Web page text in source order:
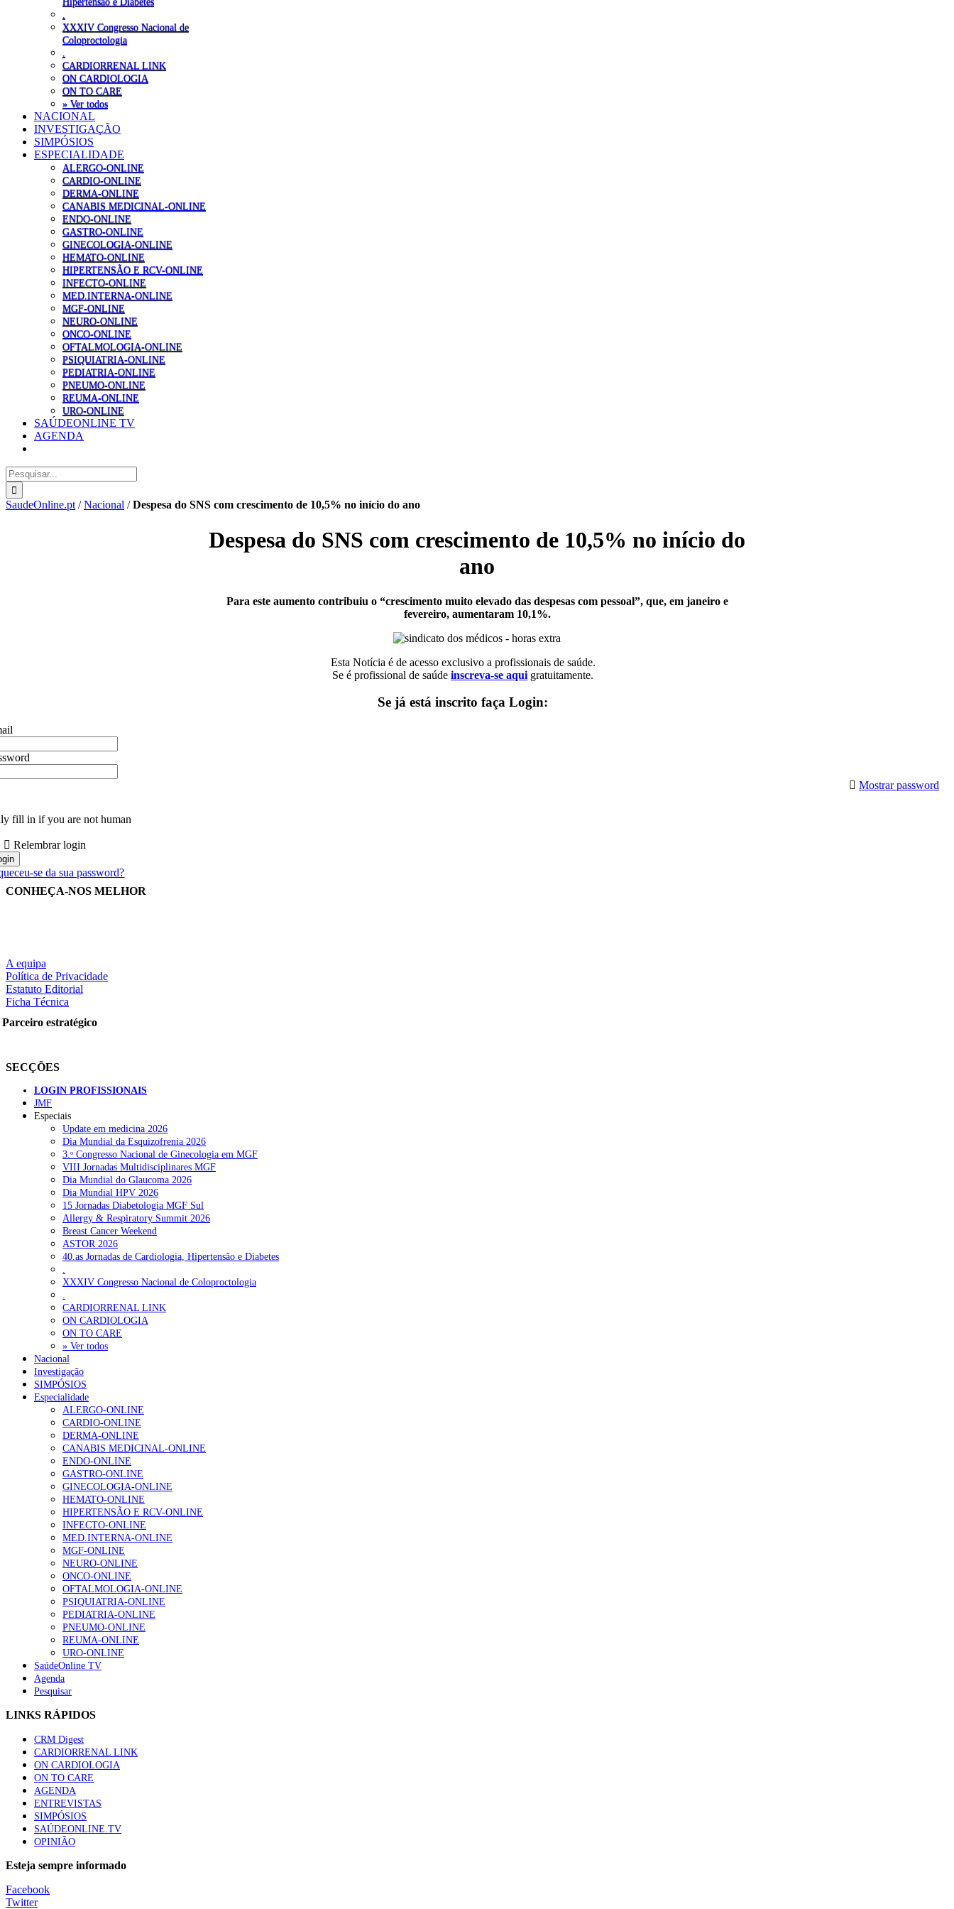
XXXIV Congresso Nacional de
Coloproctologia
CARDIORRENAL LINK
ON CARDIOLOGIA
ON TO CARE
» Ver todos
NACIONAL
INVESTIGAÇÃO
SIMPÓSIOS
ESPECIALIDADE
ALERGO-ONLINE
CARDIO-ONLINE
DERMA-ONLINE
CANABIS MEDICINAL-ONLINE
ENDO-ONLINE
GASTRO-ONLINE
GINECOLOGIA-ONLINE
HEMATO-ONLINE
HIPERTENSÃO E RCV-ONLINE
INFECTO-ONLINE
MED.INTERNA-ONLINE
MGF-ONLINE
NEURO-ONLINE
ONCO-ONLINE
OFTALMOLOGIA-ONLINE
PSIQUIATRIA-ONLINE
PEDIATRIA-ONLINE
PNEUMO-ONLINE
REUMA-ONLINE
URO-ONLINE
SAÚDEONLINE TV
AGENDA
Pesquisar
SaudeOnline.pt /Nacional /Despesa do SNS com crescimento de 10,5% no início do ano
Despesa do SNS com crescimento de 10,5% no início do
ano
Para este aumento contribuiu o “crescimento muito elevado das despesas com pessoal”, que, em janeiro e
fevereiro, aumentaram 10,1%.
Esta Notícia é de acesso exclusivo a profissionais de saúde.
Se é profissional de saúdeinscreva-se aqui gratuitamente.
Se já está inscrito faça Login:
Mostrar password
fill in if you are not human
Relembrar login
se da sua password?
CONHEÇA-NOS MELHOR
A equipa
Política de Privacidade
Estatuto Editorial
Ficha Técnica
Parceiro estratégico
SECÇÕES
LOGIN PROFISSIONAIS
JMF
Especiais
Update em medicina 2026
Dia Mundial da Esquizofrenia 2026
3.ᵒ Congresso Nacional de Ginecologia em MGF
VIII Jornadas Multidisciplinares MGF
Dia Mundial do Glaucoma 2026
Dia Mundial HPV 2026
15 Jornadas Diabetologia MGF Sul
Allergy & Respiratory Summit 2026
Breast Cancer Weekend
ASTOR 2026
40.as Jornadas de Cardiologia, Hipertensão e Diabetes
.
XXXIV Congresso Nacional de Coloproctologia
.
CARDIORRENAL LINK
ON CARDIOLOGIA
ON TO CARE
» Ver todos
Nacional
Investigação
SIMPÓSIOS
Especialidade
ALERGO-ONLINE
CARDIO-ONLINE
DERMA-ONLINE
CANABIS MEDICINAL-ONLINE
ENDO-ONLINE
GASTRO-ONLINE
GINECOLOGIA-ONLINE
HEMATO-ONLINE
HIPERTENSÃO E RCV-ONLINE
INFECTO-ONLINE
MED.INTERNA-ONLINE
MGF-ONLINE
NEURO-ONLINE
ONCO-ONLINE
OFTALMOLOGIA-ONLINE
PSIQUIATRIA-ONLINE
PEDIATRIA-ONLINE
PNEUMO-ONLINE
REUMA-ONLINE
URO-ONLINE
SaúdeOnline TV
Agenda
Pesquisar
LINKS RÁPIDOS
CRM Digest
CARDIORRENAL LINK
ON CARDIOLOGIA
ON TO CARE
AGENDA
ENTREVISTAS
SIMPÓSIOS
SAÚDEONLINE.TV
OPINIÃO
Esteja sempre informado
Facebook
Twitter